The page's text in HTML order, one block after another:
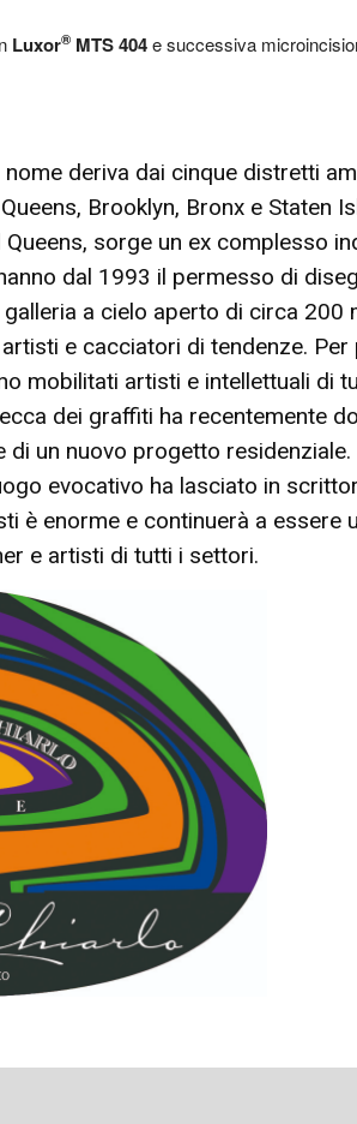
Luxor® MTS 404e successiva
nome deriva dai cinque distretti
Brooklyn, Bronx e Staten
sorge un ex complesso
dal 1993 il permesso di
a cielo aperto di circa 200
e cacciatori di tendenze.
mobilitati artisti e intellettuali di
dei graffiti ha recentemente
un nuovo progetto residenziale.
evocativo ha lasciato in
è enorme e continuerà a essere
e artisti di tutti i settori.